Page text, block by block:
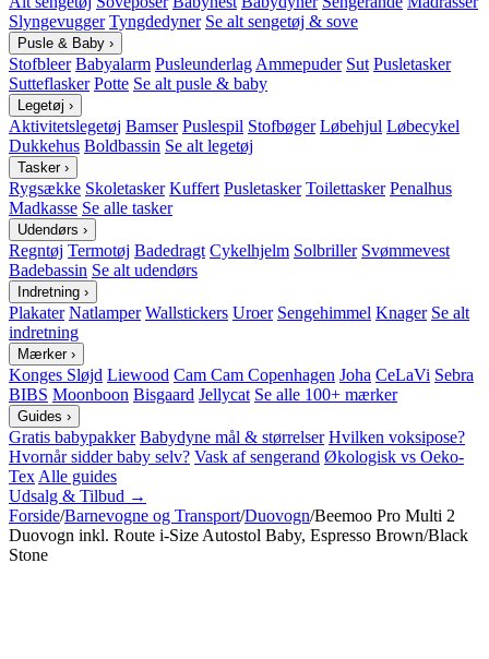
Slyngevugger Tyngdedyner Se alt sengetøj & sove
Pusle & Baby ›
Stofbleer Babyalarm Pusleunderlag Ammepuder Sut Pusletasker
Sutteflasker Potte Se alt pusle & baby
Legetøj ›
Aktivitetslegetøj Bamser Puslespil Stofbøger Løbehjul Løbecykel
Dukkehus Boldbassin Se alt legetøj
Tasker ›
Rygsække Skoletasker Kuffert Pusletasker Toilettasker Penalhus
Madkasse Se alle tasker
Udendørs ›
Regntøj Termotøj Badedragt Cykelhjelm Solbriller Svømmevest
Badebassin Se alt udendørs
Indretning ›
Plakater Natlamper Wallstickers Uroer Sengehimmel Knager Se alt
indretning
Mærker ›
Konges Sløjd Liewood Cam Cam Copenhagen Joha CeLaVi Sebra
BIBS Moonboon Bisgaard Jellycat Se alle 100+ mærker
Guides ›
Gratis babypakker Babydyne mål & størrelser Hvilken voksipose?
Hvornår sidder baby selv? Vask af sengerand Økologisk vs Oeko-
Tex Alle guides
Udsalg & Tilbud →
Forside/Barnevogne og Transport/Duovogn/Beemoo Pro Multi 2
Duovogn inkl. Route i-Size Autostol Baby, Espresso Brown/Black
Stone